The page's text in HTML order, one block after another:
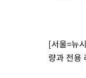
[서울=뉴
량과 전용